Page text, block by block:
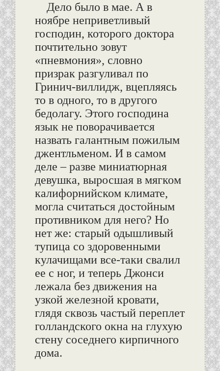
Дело было в мае. А в
ноябре неприветливый
господин, которого доктора
почтительно зовут
«пневмония», словно
призрак разгуливал по
Гринич-виллидж, вцепляясь
то в одного, то в другого
бедолагу. Этого господина
язык не поворачивается
назвать галантным пожилым
джентльменом. И в самом
деле – разве миниатюрная
девушка, выросшая в мягком
калифорнийском климате,
могла считаться достойным
противником для него? Но
нет же: старый одышливый
тупица со здоровенными
кулачищами все-таки свалил
ее с ног, и теперь Джонси
лежала без движения на
узкой железной кровати,
глядя сквозь частый переплет
голландского окна на глухую
стену соседнего кирпичного
дома.